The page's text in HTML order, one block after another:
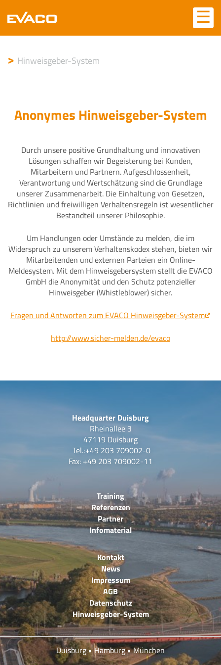
☰
☰
> Hinweisgeber-System
Anonymes Hinweisgeber-System
Durch unsere positive Grundhaltung und innovativen
Lösungen schaffen wir Begeisterung bei Kunden,
Mitarbeitern und Partnern. Aufgeschlossenheit,
Verantwortung und Wertschätzung sind die Grundlage
unserer Zusammenarbeit. Die Einhaltung von Gesetzen,
Richtlinien und freiwilligen Verhaltensregeln ist wesentlicher
Bestandteil unserer Philosophie.
Um Handlungen oder Umstände zu melden, die im
Widerspruch zu unserem Verhaltenskodex stehen, bieten wir
Mitarbeitenden und externen Parteien ein Online-
Meldesystem. Mit dem Hinweisgebersystem stellt die EVACO
GmbH die Anonymität und den Schutz potenzieller
Hinweisgeber (Whistleblower) sicher.
Fragen und Antworten zum EVACO Hinweisgeber-System
http://www.sicher-melden.de/evaco
Headquarter Duisburg
Rheinallee 3
47119 Duisburg
Tel.:+49 203 709002-0
Fax: +49 203 709002-11
Training
Referenzen
Partner
Infomaterial
Kontakt
News
Impressum
AGB
Datenschutz
Hinweisgeber-System
Duisburg • Hamburg • München